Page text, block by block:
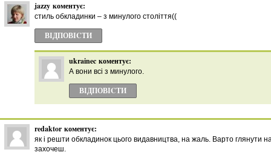
jazzy коментує:
стиль обкладинки – з минулого століття((
ВІДПОВІCТИ
ukrainec коментує:
А вони всі з минулого.
ВІДПОВІCТИ
redaktor коментує:
як і решти обкладинок цього видавництва, на жаль. Варто глянути
захочеш.